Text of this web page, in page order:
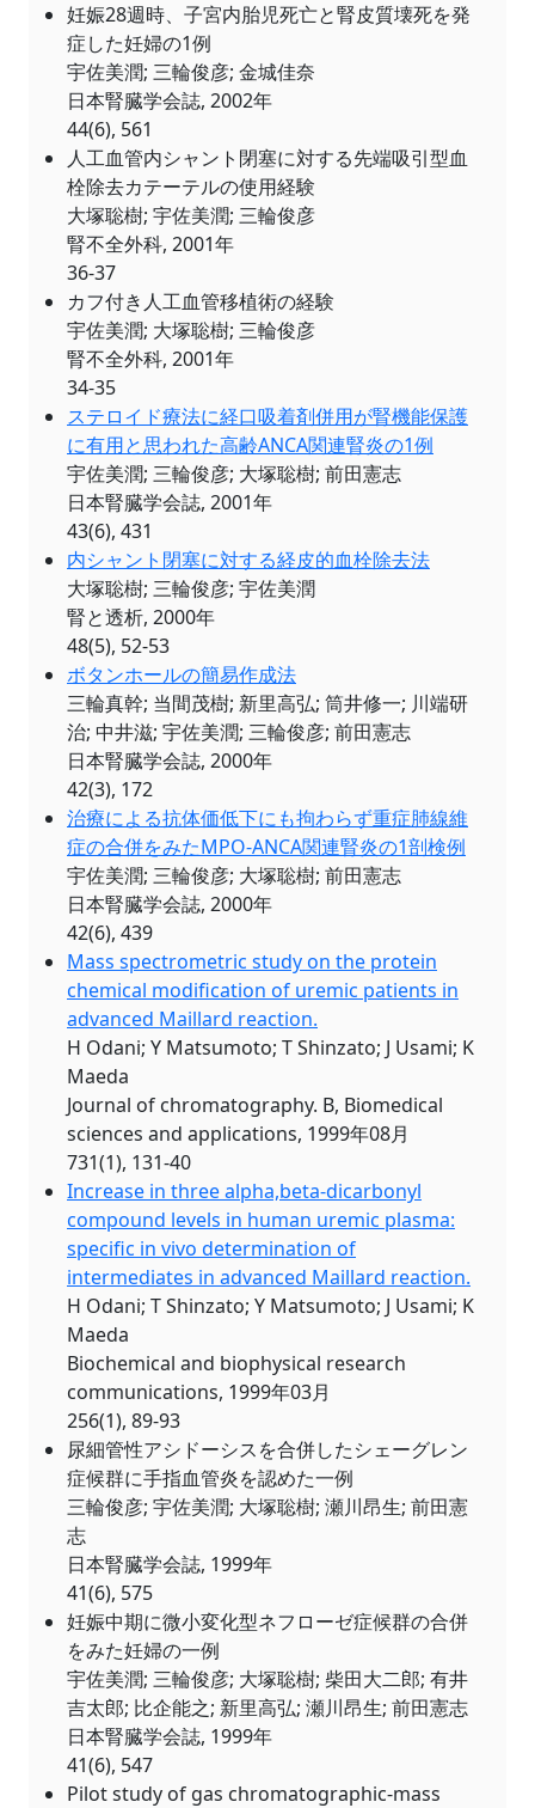
妊娠28週時、子宮内胎児死亡と腎皮質壊死を発
症した妊婦の1例
宇佐美潤; 三輪俊彦; 金城佳奈
日本腎臓学会誌, 2002年
44(6), 561
人工血管内シャント閉塞に対する先端吸引型血
栓除去カテーテルの使用経験
大塚聡樹; 宇佐美潤; 三輪俊彦
腎不全外科, 2001年
36-37
カフ付き人工血管移植術の経験
宇佐美潤; 大塚聡樹; 三輪俊彦
腎不全外科, 2001年
34-35
ステロイド療法に経口吸着剤併用が腎機能保護
に有用と思われた高齢ANCA関連腎炎の1例
宇佐美潤; 三輪俊彦; 大塚聡樹; 前田憲志
日本腎臓学会誌, 2001年
43(6), 431
内シャント閉塞に対する経皮的血栓除去法
大塚聡樹; 三輪俊彦; 宇佐美潤
腎と透析, 2000年
48(5), 52-53
ボタンホールの簡易作成法
三輪真幹; 当間茂樹; 新里高弘; 筒井修一; 川端研
治; 中井滋; 宇佐美潤; 三輪俊彦; 前田憲志
日本腎臓学会誌, 2000年
42(3), 172
治療による抗体価低下にも拘わらず重症肺線維
症の合併をみたMPO-ANCA関連腎炎の1剖検例
宇佐美潤; 三輪俊彦; 大塚聡樹; 前田憲志
日本腎臓学会誌, 2000年
42(6), 439
Mass spectrometric study on the protein
chemical modification of uremic patients in
advanced Maillard reaction.
H Odani; Y Matsumoto; T Shinzato; J Usami; K
Maeda
Journal of chromatography. B, Biomedical
sciences and applications, 1999年08月
731(1), 131-40
Increase in three alpha,beta-dicarbonyl
compound levels in human uremic plasma:
specific in vivo determination of
intermediates in advanced Maillard reaction.
H Odani; T Shinzato; Y Matsumoto; J Usami; K
Maeda
Biochemical and biophysical research
communications, 1999年03月
256(1), 89-93
尿細管性アシドーシスを合併したシェーグレン
症候群に手指血管炎を認めた一例
三輪俊彦; 宇佐美潤; 大塚聡樹; 瀬川昂生; 前田憲
志
日本腎臓学会誌, 1999年
41(6), 575
妊娠中期に微小変化型ネフローゼ症候群の合併
をみた妊婦の一例
宇佐美潤; 三輪俊彦; 大塚聡樹; 柴田大二郎; 有井
吉太郎; 比企能之; 新里高弘; 瀬川昂生; 前田憲志
日本腎臓学会誌, 1999年
41(6), 547
Pilot study of gas chromatographic-mass